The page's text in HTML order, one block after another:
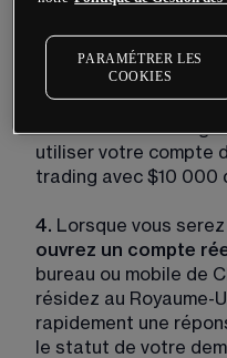
TradingView).
Initialement, vous
vous débutez dans
affiner votre
utiliser votre compte
trading avec $10 000
4. Lorsque vous
ouvrez un compte
bureau ou mobile de
résidez au Royaume-
rapidement une
le statut de votre
PARAMÉTRER LES
COOKIES